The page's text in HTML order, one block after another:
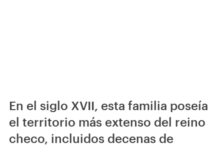
En el siglo XVII, esta familia poseía
el territorio más extenso del reino
checo, incluidos decenas de